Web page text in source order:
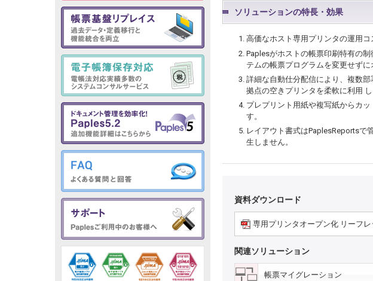
ソリューションの特長・効果
高価なホスト専用プリンタの運用コ
Paplesがホストの帳票印刷特有の
テムの帳票プログラムを変更せずに
詳細な自動仕分配信により、複数
拠点の空きプリンタを柔軟に利用
プレプリント用紙や複写紙からカ
す。
レイアウト書式はPaplesReportsで
生しません。
資料ダウンロード
専用プリンタオープン化 リーフ
関連ソリューション
帳票マイグレーション